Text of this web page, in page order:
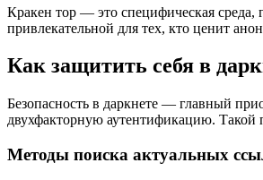
Кракен тор — это специфическая среда,
привлекательной для тех, кто ценит
Как защитить себя в
Безопасность в даркнете — главный
двухфакторную аутентификацию. Такой
Методы поиска актуальных